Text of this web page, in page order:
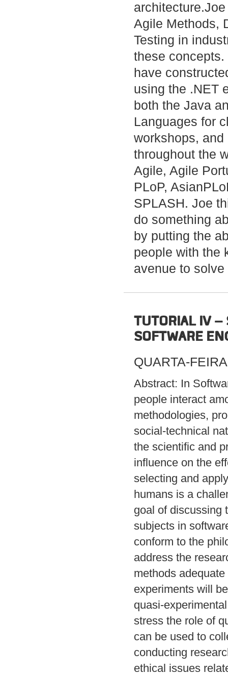
Agile Methods,
Testing in
these
have
using the .NET
both the Java
Languages for
workshops,
throughout the
Agile, Agile
PLoP,
SPLASH. Joe
do something
by putting the
people with the
avenue to
TUTORIAL IV –
SOFTWARE
QUARTA-
Abstract: In
people interact
methodologies,
social-technical
the scientific and
influence on the
selecting and
humans is a
goal of discussing
subjects in
conform to the
address the
methods
experiments will
quasi-
stress the role of
can be used to
conducting
ethical issues